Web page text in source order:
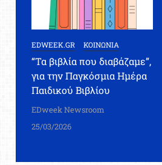
EDWEEK.GR ΚΟΙΝΩΝΙΑ
“Τα βιβλία που διαβάζαμε”,
για την Παγκόσμια Ημέρα
Παιδικού Βιβλίου
EDweek Newsroom
25/03/2026